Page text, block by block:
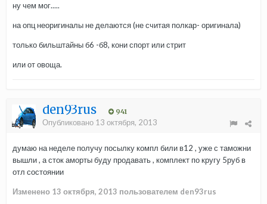
ну чем мог.....
на опц неоригиналы не делаются (не считая полкар- оригинала)
только бильштайны б6 -б8, кони спорт или стрит
или от овоща.
den93rus 941
Опубликовано 13 октября, 2013
думаю на неделе получу посылку компл били в12 , уже с таможни
вышли , а сток аморты буду продавать , комплект по кругу 5руб в
отл состоянии
Изменено 13 октября, 2013 пользователем den93rus